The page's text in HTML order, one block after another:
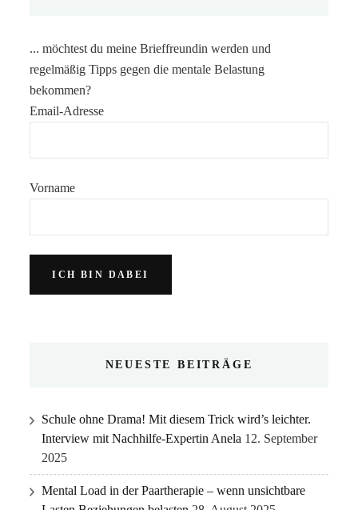
... möchtest du meine Brieffreundin werden und
regelmäßig Tipps gegen die mentale Belastung
bekommen?
Email-Adresse
Vorname
NEUESTE BEITRÄGE
Schule ohne Drama! Mit diesem Trick wird’s leichter.
Interview mit Nachhilfe-Expertin Anela 12. September
2025
Mental Load in der Paartherapie – wenn unsichtbare